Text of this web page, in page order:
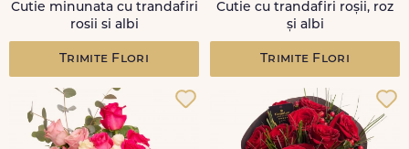
Cutie minunata cu trandafiri
rosii si albi
Trimite Flori
Cutie cu trandafiri roșii, roz
și albi
Trimite Flori